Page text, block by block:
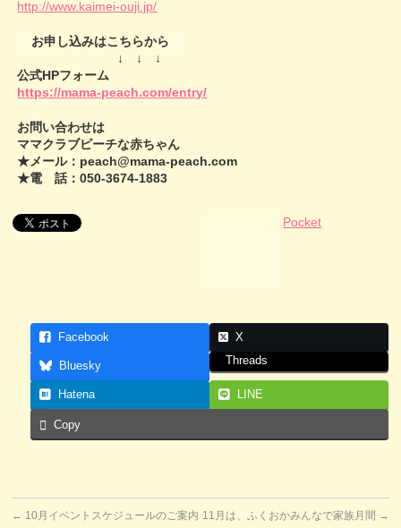
http://www.kaimei-ouji.jp/
お申し込みはこちらから
↓ ↓ ↓
公式HPフォーム
https://mama-peach.com/entry/
お問い合わせは
ママクラブピーチな赤ちゃん
★メール：peach@mama-peach.com
★電 話：050-3674-1883
Pocket
Facebook X
Bluesky Threads
Hatena LINE
Copy
← 10月イベントスケジュールのご案内 11月は、ふくおかみんなで家族月間 →